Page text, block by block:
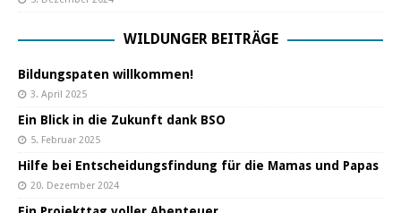
WILDUNGER BEITRÄGE
Bildungspaten willkommen!
3. April 2025
Ein Blick in die Zukunft dank BSO
5. Februar 2025
Hilfe bei Entscheidungsfindung für die Mamas und Papas
20. Dezember 2024